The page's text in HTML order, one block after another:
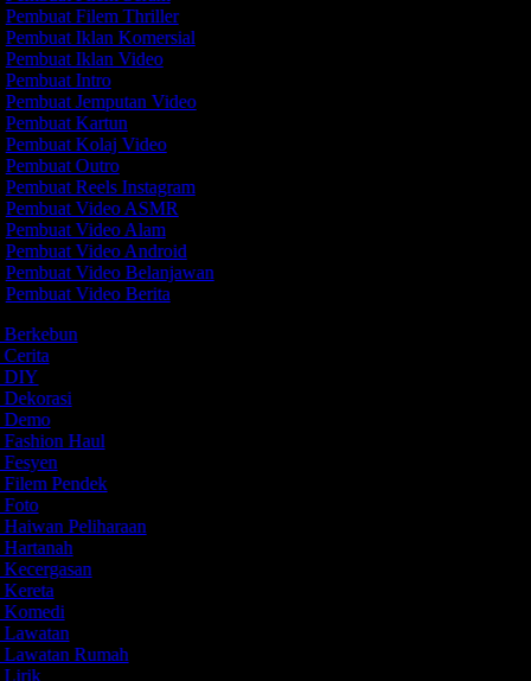
Pembuat Filem Thriller
Pembuat Iklan Komersial
Pembuat Iklan Video
Pembuat Intro
Pembuat Jemputan Video
Pembuat Kartun
Pembuat Kolaj Video
Pembuat Outro
Pembuat Reels Instagram
Pembuat Video ASMR
Pembuat Video Alam
Pembuat Video Android
Pembuat Video Belanjawan
Pembuat Video Berita
Berkebun
Cerita
DIY
Dekorasi
Demo
Fashion Haul
Fesyen
Filem Pendek
Foto
Haiwan Peliharaan
Hartanah
Kecergasan
Kereta
Komedi
Lawatan
Lawatan Rumah
Lirik